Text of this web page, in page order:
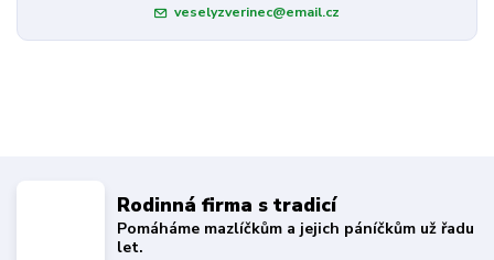
veselyzverinec@email.cz
Rodinná firma s tradicí
Pomáháme mazlíčkům a jejich páníčkům už řadu
let.